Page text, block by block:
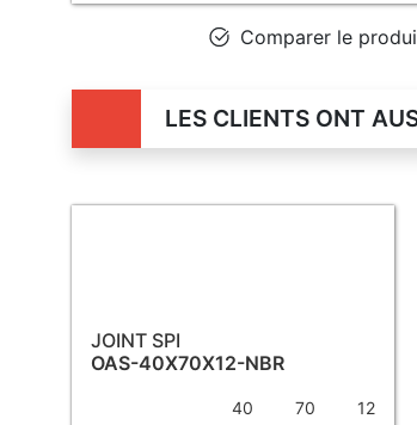
Comparer le
LES CLIENTS ONT
JOINT SPI
OAS-40X70X12-NBR
40 70 12